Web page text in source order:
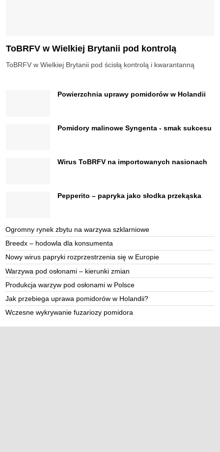
ToBRFV w Wielkiej Brytanii pod kontrolą
ToBRFV w Wielkiej Brytanii pod ścisłą kontrolą i kwarantanną
Powierzchnia uprawy pomidorów w Holandii
Pomidory malinowe Syngenta - smak sukcesu
Wirus ToBRFV na importowanych nasionach
Pepperito – papryka jako słodka przekąska
Ogromny rynek zbytu na warzywa szklarniowe
Breedx – hodowla dla konsumenta
Nowy wirus papryki rozprzestrzenia się w Europie
Warzywa pod osłonami – kierunki zmian
Produkcja warzyw pod osłonami w Polsce
Jak przebiega uprawa pomidorów w Holandii?
Wczesne wykrywanie fuzariozy pomidora